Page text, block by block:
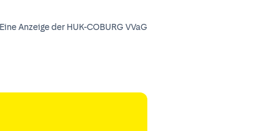
Eine Anzeige der HUK-COBURG VVaG